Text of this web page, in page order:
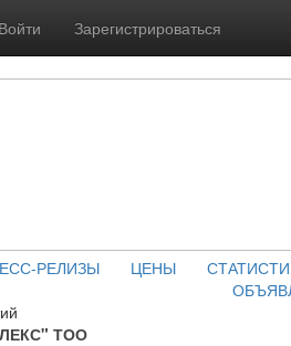
Войти Зарегистрироваться
РЕЛИЗЫ ЦЕНЫ
ТОО